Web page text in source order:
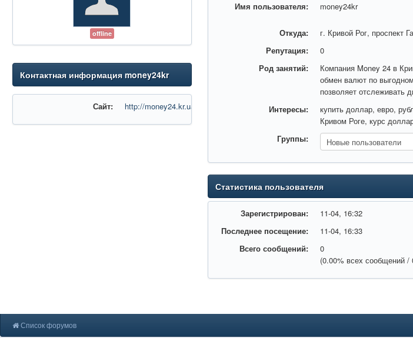
offline
Контактная информация money24kr
Сайт: http://money24.kr.ua
Имя пользователя: money24kr
Откуда:
г. Кривой Рог, проспект
Репутация:
0
Род занятий:
Компания Money 24 в
обмен валют по
позволяет отслеживать
Интересы:
купить доллар, евро,
Кривом Роге, курс
Группы:
Статистика пользователя
Зарегистрирован:
11-04, 16:32
Последнее посещение:
11-04, 16:33
Всего сообщений:
0
(0.00% всех сообщений
Список форумов